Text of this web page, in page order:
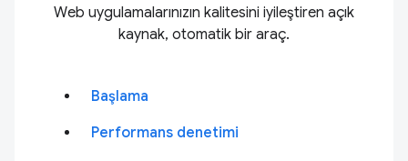
Web uygulamalarınızın kalitesini iyileştiren açık
kaynak, otomatik bir araç.
Başlama
Performans denetimi